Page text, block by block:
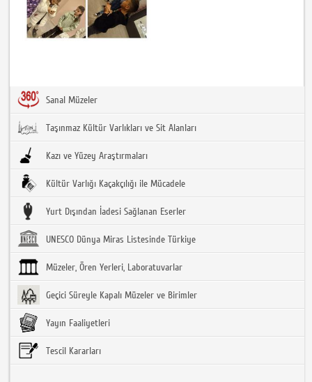
Sanal Müzeler
Taşınmaz Kültür Varlıkları ve Sit Alanları
Kazı ve Yüzey Araştırmaları
Kültür Varlığı Kaçakçılığı ile Mücadele
Yurt Dışından İadesi Sağlanan Eserler
UNESCO Dünya Miras Listesinde Türkiye
Müzeler, Ören Yerleri, Laboratuvarlar
Geçici Süreyle Kapalı Müzeler ve Birimler
Yayın Faaliyetleri
Tescil Kararları